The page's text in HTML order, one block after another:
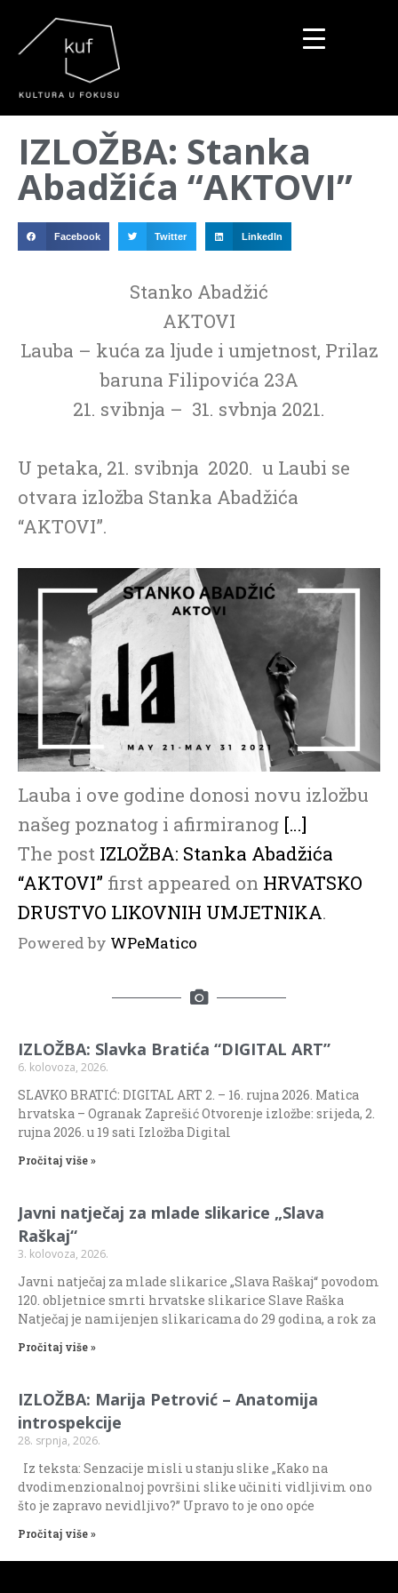
IZLOŽBA: Stanka
Abadžića “AKTOVI”
Facebook Twitter LinkedIn
Stanko Abadžić
AKTOVI
Lauba – kuća za ljude i umjetnost, Prilaz
baruna Filipovića 23A
21. svibnja – 31. svbnja 2021.
U petaka, 21. svibnja 2020. u Laubi se
otvara izložba Stanka Abadžića
“AKTOVI”.
Lauba i ove godine donosi novu izložbu
našeg poznatog i afirmiranog […]
The post IZLOŽBA: Stanka Abadžića
“AKTOVI” first appeared on HRVATSKO
DRUSTVO LIKOVNIH UMJETNIKA.
Powered by WPeMatico
IZLOŽBA: Slavka Bratića “DIGITAL ART”
6. kolovoza, 2026.
SLAVKO BRATIĆ: DIGITAL ART 2. – 16. rujna 2026. Matica
hrvatska – Ogranak Zaprešić Otvorenje izložbe: srijeda, 2.
rujna 2026. u 19 sati Izložba Digital
Pročitaj više »
Javni natječaj za mlade slikarice „Slava
Raškaj“
3. kolovoza, 2026.
Javni natječaj za mlade slikarice „Slava Raškaj“ povodom
120. obljetnice smrti hrvatske slikarice Slave Raška
Natječaj je namijenjen slikaricama do 29 godina, a rok za
Pročitaj više »
IZLOŽBA: Marija Petrović – Anatomija
introspekcije
28. srpnja, 2026.
Iz teksta: Senzacije misli u stanju slike „Kako na
dvodimenzionalnoj površini slike učiniti vidljivim ono
što je zapravo nevidljivo?” Upravo to je ono opće
Pročitaj više »
▼
▼